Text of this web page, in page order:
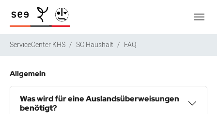
ServiceCenter KHS SC Haushalt FAQ
Allgemein
Was wird für eine Auslandsüberweisungen
benötigt?